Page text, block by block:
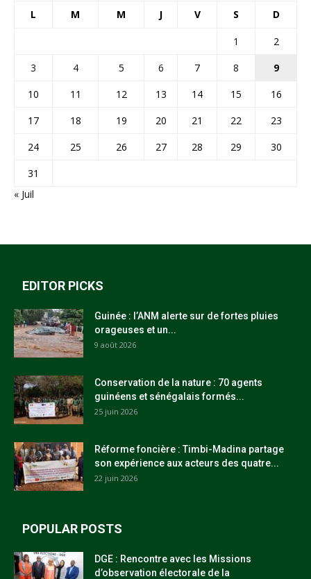
L M M J V S D
1
2
3
4 5 6 7 8
9
10
11 12 13 14 15
16
17
18 19 20 21 22
23
24
25 26 27 28 29
30
31
« Juil
EDITOR PICKS
Guinée : l’ANM alerte sur de fortes pluies
orageuses et un...
9 août 2026
Conservation de la nature : 70 agents
guinéens et sénégalais formés...
25 juin 2026
Réforme foncière : Timbi-Madina partage
son expérience aux acteurs des quatre...
22 juin 2026
POPULAR POSTS
DGE : Rencontre avec les Missions
d’observation électorale de la